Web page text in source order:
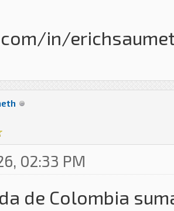
in/
02:33 PM
de Colombia